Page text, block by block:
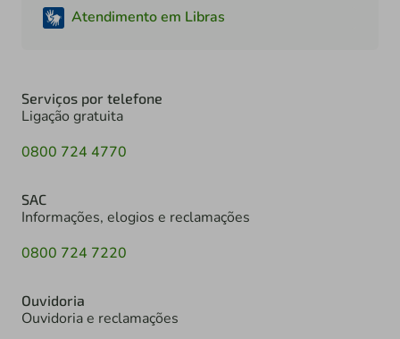
Atendimento em Libras
Serviços por telefone
Ligação gratuita
0800 724 4770
SAC
Informações, elogios e reclamações
0800 724 7220
Ouvidoria
Ouvidoria e reclamações